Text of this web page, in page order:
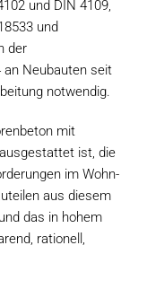
und DIN 4109,
und
der
an Neubauten seit
notwendig.
mit
ist, die
im Wohn-
aus diesem
das in hohem
rationell,